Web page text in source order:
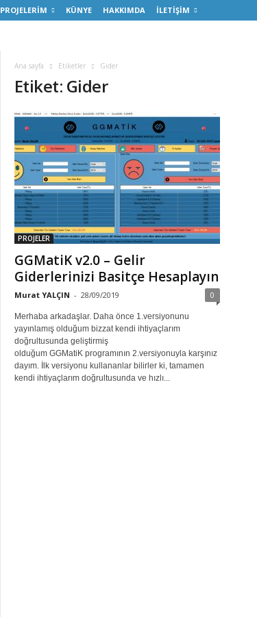
PROJELERİM KÜNYE HAKKIMDA İLETİŞİM
Ana sayfa Etiketler Gider
Etiket: Gider
PROJELER
GGMatiK v2.0 – Gelir
Giderlerinizi Basitçe Hesaplayın
Murat YALÇIN - 28/09/2019 0
Merhaba arkadaşlar. Daha önce 1.versiyonunu
yayınlamış olduğum bizzat kendi ihtiyaçlarım
doğrultusunda geliştirmiş
olduğum GGMatiK programının 2.versiyonuyla karşınız
dayım. İlk versiyonu kullananlar bilirler ki, tamamen
kendi ihtiyaçlarım doğrultusunda ve hızlı...